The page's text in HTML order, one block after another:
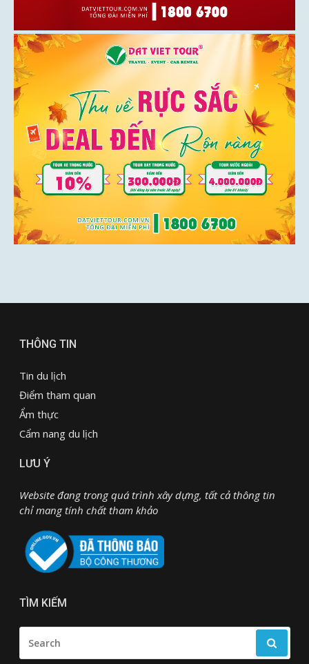
THÔNG TIN
Tin du lịch
Điểm tham quan
Ẩm thực
Cẩm nang du lịch
LƯU Ý
Website đang trong quá trình xây dựng, tất cả thông tin
chỉ mang tính chất tham khảo
TÌM KIẾM
FOR: